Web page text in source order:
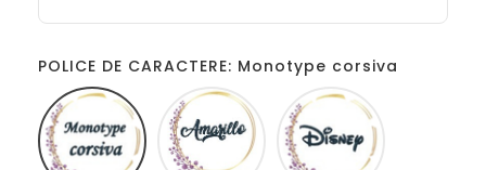
POLICE DE CARACTERE: Monotype corsiva
Monotype
corsiva
Amarillo